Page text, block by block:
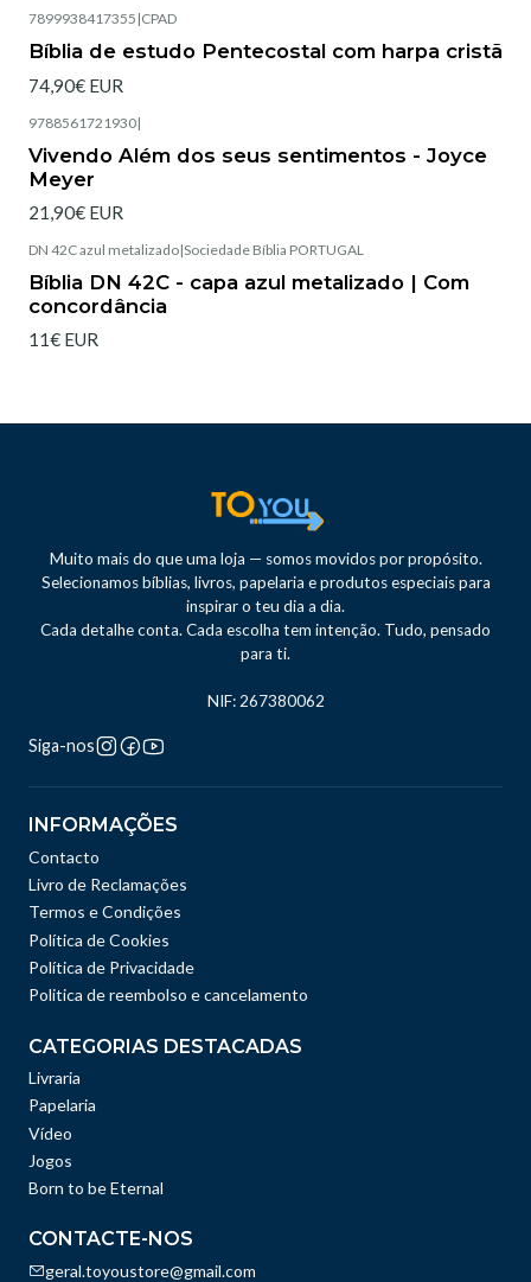
7899938417355 |CPAD
Bíblia de estudo Pentecostal com harpa cristã
74,90€ EUR
9788561721930|
Vivendo Além dos seus sentimentos - Joyce
Meyer
21,90€ EUR
DN 42C azul metalizado|Sociedade Bíblia PORTUGAL
Bíblia DN 42C - capa azul metalizado | Com
concordância
11€ EUR
Muito mais do que uma loja — somos movidos por propósito.
Selecionamos bíblias, livros, papelaria e produtos especiais para
inspirar o teu dia a dia.
Cada detalhe conta. Cada escolha tem intenção. Tudo, pensado
para ti.
NIF: 267380062
Siga-nos
INFORMAÇÕES
Contacto
Livro de Reclamações
Termos e Condições
Política de Cookies
Política de Privacidade
Politica de reembolso e cancelamento
CATEGORIAS DESTACADAS
Livraria
Papelaria
Vídeo
Jogos
Born to be Eternal
CONTACTE-NOS
geral.toyoustore@gmail.com